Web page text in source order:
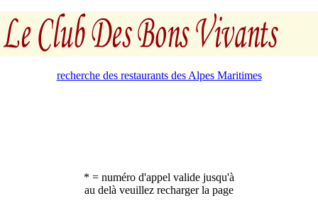
recherche des restaurants des Alpes Maritimes
* = numéro d'appel valide jusqu'à
au delà veuillez recharger la page